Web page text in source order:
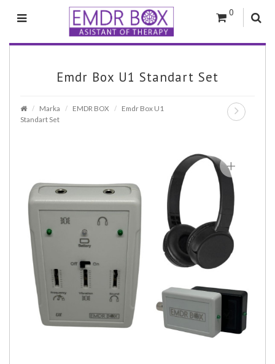
0
Emdr Box U1 Standart Set
Marka EMDR BOX
Emdr Box U1
Standart Set
+